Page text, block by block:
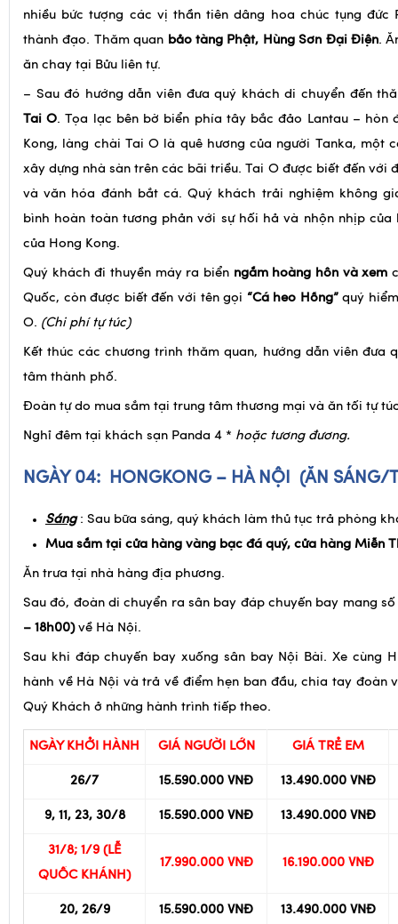
để chiêm ngưỡng bức tượng Phật khổng lồ này. Xung
nhiều bức tượng các vị thần tiên dâng hoa chúc tụng đức
thành đạo. Thăm quan
ăn chay tại Bửu liên tự.
– Sau đó hướng dẫn viên đưa quý khách di chuyển đến
Tai O . Tọa lạc bên bờ biển phía tây bắc đảo Lantau – hòn
Kong, làng chài Tai O là quê hương của người Tanka, một
xây dựng nhà sàn trên các bãi triều. Tai O được biết đến với
và văn hóa đánh bắt cá. Quý khách trải nghiệm không
bình hoàn toàn tương phản với sự hối hả và nhộn nhịp của
của Hong Kong.
Quý khách đi thuyền máy ra biểnngắm hoàng hôn và xem
Quốc, còn được biết đến với tên gọi
O.(Chi phí tự túc)
Kết thúc các chương trình thăm quan, hướng dẫn viên đưa
tâm thành phố.
Đoàn tự do mua sắm tại trung tâm thương mại và ăn tối tự
Sáng : Sau bữa sáng, quý khách làm thủ tục trả phòng
Mua sắm tại cửa hàng vàng bạc đá quý, cửa hàng Miễn
Ăn trưa tại nhà hàng địa phương.
Sau đó, đoàn di chuyển ra sân bay đáp chuyến bay mang
– 18h00) về Hà Nội.
Sau khi đáp chuyến bay xuống sân bay Nội Bài. Xe cùng
hành về Hà Nội và trả về điểm hẹn ban đầu, chia tay đoàn
Quý Khách ở những hành trình tiếp theo.
NGÀY KHỞI HÀNH GIÁ NGƯỜI LỚN GIÁ TRẺ EM
26/7 15.590.000 VNĐ 13.490.000 VNĐ
9, 11, 23, 30/8
31/8; 1/9 (LỄ
QUỐC KHÁNH)